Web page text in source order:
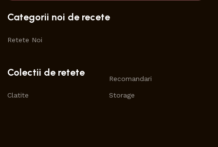
Categorii noi de recete
Retete Noi
Colectii de retete
Clatite
Recomandari
Storage